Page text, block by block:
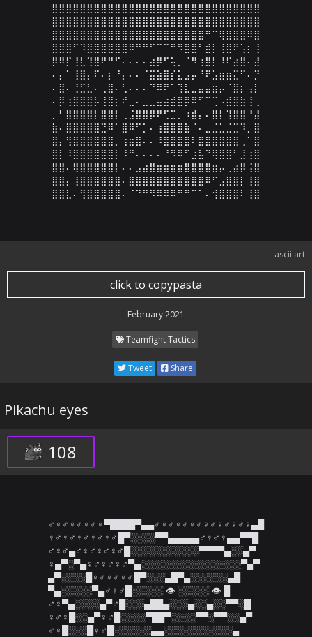
⣿⣿⣿⣿⣿⣿⣿⣿⣿⣿⣿⣿⣿⣿⣿⣿⣿⣿⣿⣿⣿⣿⣿⣿⣿⣿⣿⣿⣿⣿
⣿⣿⣿⣿⣿⣿⣿⣿⣿⣿⣿⣿⣿⣿⣿⣿⣿⣿⣿⣿⣿⣿⣿⣿⣿⣿⣿⣿⣿⣿
⣿⣿⣿⣿⣿⣿⣿⣿⣿⣿⣿⣿⣿⣿⣿⣿⣿⣿⣿⣿⣿⣿⠛⠉⢿⣿⣿⣿⠿⣿
⣿⣿⣿⠋⠹⣿⣿⣿⣿⣿⣿⠿⠛⠛⠋⠉⠉⠛⠻⣿⣿⠃⣾⡇⢸⣿⠟⢡⡆⢸
⡿⠿⡏⢸⣇⢹⣿⠟⠛⠋⠄⠄⠄⠄⣴⡿⠋⢥⡀⠈⠻⢰⣿⡇⠸⠏⣴⣿⠄⣼
⠄⡄⠁⢸⣿⡄⠏⠄⡆⠘⡄⠄⠄⠈⣭⣵⣿⡎⣅⣠⡤⠘⠟⣡⣶⣶⣍⠋⠄⡙
⠄⣿⠄⢘⣋⣃⠄⢀⣿⠄⢃⠄⠄⠄⠙⠿⠟⠁⢹⣇⣀⣤⣤⣶⡤⠈⣿⡆⢠⡇
⠄⡿⢰⣿⣿⣿⡧⢸⣿⡆⠞⣀⠄⣀⣀⣤⣴⣾⣿⡿⠿⠋⠉⢉⠠⣾⣿⣷⢸⢀
⡀⠃⣿⣿⣿⣿⡇⣿⣿⡇⢀⣨⣿⣿⡿⠟⢋⣉⡀⠰⣾⡄⠄⣿⡇⢹⣿⣿⠘⣼
⣷⠄⣿⣿⣿⣿⣿⣙⠿⠁⣿⠿⠋⡁⠄⢰⣿⣿⣿⣷⠈⠄⣀⣈⣁⣈⣉⠹⡀⣿
⣿⡄⢻⣿⣿⣿⣿⣿⣿⡀⢰⣶⣿⠄⠄⠸⣿⣿⣿⣿⠇⣿⣿⣿⣿⣿⣿⢀⠁⣿
⣿⡇⠸⣿⣿⣿⣿⣿⣿⡇⠸⠛⠄⠄⠄⠄⠘⠻⠿⠋⣰⣧⠙⢿⣿⣿⠃⣸⢰⣿
⣿⣿⠄⢿⣿⣿⣿⣿⣿⡇⠄⠄⣠⣴⣿⣶⣶⣶⣶⣿⣿⣿⣿⣶⡤⢀⣴⡿⢨⣿
⣿⣿⡄⢸⣿⣿⣿⣿⣿⣿⠄⣿⣿⣿⣿⣿⣿⣿⣿⣿⣿⣿⠿⠋⣠⣿⣿⡇⢸⣿
⣿⣿⣇⠄⢻⣿⣿⣿⣿⣿⠄⠈⠙⠛⠻⠿⠿⠿⠛⠛⠉⠁⠄⢺⣿⣿⣿⠇⢸⣿
ascii art
click to copypasta
February 2021
Teamfight Tactics
Tweet Share
Pikachu eyes
108
♂♀♂♀♂♀♂♀▀████▀▄▄♂♀♂♀♂♀♂♀♂♀♂♀♂♀▄█
♀♂♀♂♀♂♀♂♀♂█▀░░░░▀▀▄▄▄▄▄♂♀♂♀▄▄▀▀█
♂♀♂▄♂♀♂♀♂♀♂█░░░░░░░░░░░▀▀▀▀▄░░▄▀
♀▄▀░▀▄♀♂♀♂♀♂▀▄░░░░░░░░░░░░░░░░▀▄▀
▄▀░░░░█♀♂♀♂♀♂█▀░░░▄█▀▄░░░░░░▄█
▀▄░░░░░▀▄♂♀♂█░░░░░ 👁️ ░░░░░ 👁️ █
♂♀▀▄░░░░▄▀♂█░░░▄██▄░░░▄░░▄░░▀▀░█
♀♂♀█░░▄▀♀♂█░░░░▀██▀░░░░▀▀░▀▀░░▄▀
♂♀█░░░█♀♂█░░░░░░▄▄░░░░░░░░░░░▄